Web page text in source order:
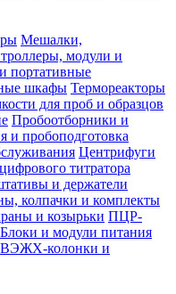
Мешалки,
модули и
портативные
шкафы Термореакторы
для проб и образцов
Пробоотборники и
и пробоподготовка
Центрифуги
титратора
и держатели
колпачки и комплекты
и козырьки ПЦР-
Блоки и модули питания
ВЭЖХ-колонки и